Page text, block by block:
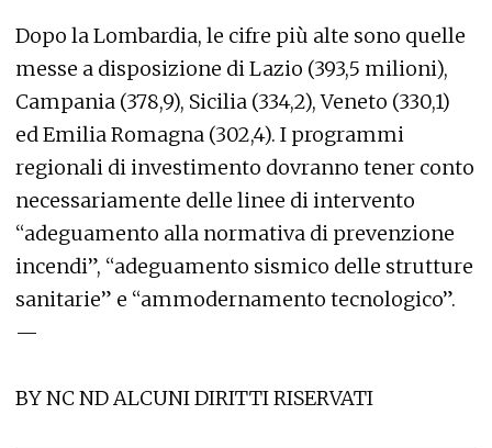
Dopo la Lombardia, le cifre più alte sono quelle
messe a disposizione di Lazio (393,5 milioni),
Campania (378,9), Sicilia (334,2), Veneto (330,1)
ed Emilia Romagna (302,4). I programmi
regionali di investimento dovranno tener conto
necessariamente delle linee di intervento
“adeguamento alla normativa di prevenzione
incendi”, “adeguamento sismico delle strutture
sanitarie” e “ammodernamento tecnologico”.
—
BY NC ND ALCUNI DIRITTI RISERVATI